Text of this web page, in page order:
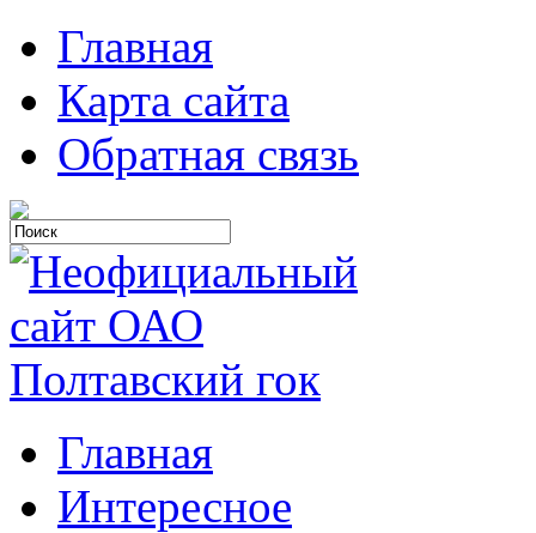
Главная
Карта сайта
Обратная связь
Главная
Интересное